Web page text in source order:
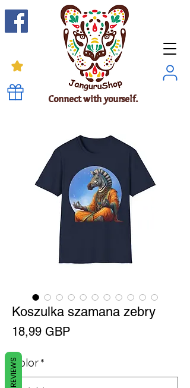
Connect with yourself.
Koszulka szamana zebry
18,99 GBPCena
Kolor*
REVIEWS